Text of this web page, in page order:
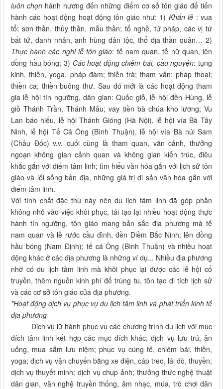
luôn chọn hành hương đến những điểm cơ sở tôn giáo để tiến
hành các hoạt động hoạt động tôn giáo như: 1) Khấn lễ : vua
tổ; sơn thần, thủy thần, mẫu thần; tổ nghề, tứ pháp, các vị tứ
bất tử, danh nhân, anh hùng dân tộc, thổ địa thần quân… 2)
Thực hành các nghi lễ tôn giáo: tế nam quan, tế nữ quan, lên
đồng hầu bóng; 3) Các hoạt động chiêm bái, cầu nguyện: tụng
kinh, thiền, yoga, pháp đàm; thiền trà; tham vấn; pháp thoại;
thiền ca; thiền buông thư. Sau đó mới là các hoạt động tham
gia lễ hội tín ngưỡng, dân gian: Quốc giỗ, lễ hội đền Hùng, lễ
giỗ Thánh Trần, Thánh Mẫu; vay tiền bà chúa kho lương; Vu
Lan báo hiếu, lễ hội Thánh Gióng (Hà Nội), lễ hội vía Bà Tây
Ninh, lễ hội Tế Cá Ông (Bình Thuận), lễ hội vía Bà núi Sam
(Châu Đốc) v.v. cuối cùng là tham quan, vãn cảnh, thưởng
ngoạn không gian cảnh quan và không gian kiến trúc, điêu
khắc gắn với điểm tâm linh; tìm hiểu văn hóa gắn với lịch sử tôn
giáo và lối sống bản địa, những giá trị di sản văn hóa gắn với
điểm tâm linh.
Với tính chất đặc thù này nên du lịch tâm linh đã góp phần
không nhỏ vào việc khôi phục, tái tạo lại nhiều hoạt động thực
hành tín ngưỡng, tôn giáo mang bản sắc địa phương mà tế
nam quan và lễ rước cầu đình, đền Diềm Bắc Ninh; lên đồng
hầu bóng (Nam Định); tế cá Ông (Bình Thuận) và nhiều hoạt
động khác ở các địa phương là những ví dụ... Nhiều địa phương
nhờ có du lịch tâm linh mà khôi phục lại được các lễ hội cổ
truyền, thêm nguồn kinh phí để trùng tu, tôn tạo di tích lịch sử
và các cơ sở tôn giáo của địa phương.
*Hoạt động dịch vụ phục vụ du lịch tâm linh và phát triển kinh tế
địa phương
Dịch vụ lữ hành phục vụ các chương trình du lịch với mục
đích tâm linh kết hợp các mục đích khác; dịch vụ lưu trú, ăn
uống, mua sắm lưu niệm; phục vụ cúng tế, chiêm bái, thiền,
yoga; dịch vụ vận chuyển bằng xe điện, cáp treo, lái đò, thuyền;
dịch vụ thuyết minh; dịch vụ chụp ảnh; thưởng thức nghệ thuật
dân gian, văn nghệ truyền thống, âm nhạc, múa, trò chơi dân